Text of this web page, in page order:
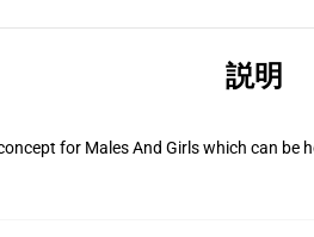
説明
for Males And Girls which can